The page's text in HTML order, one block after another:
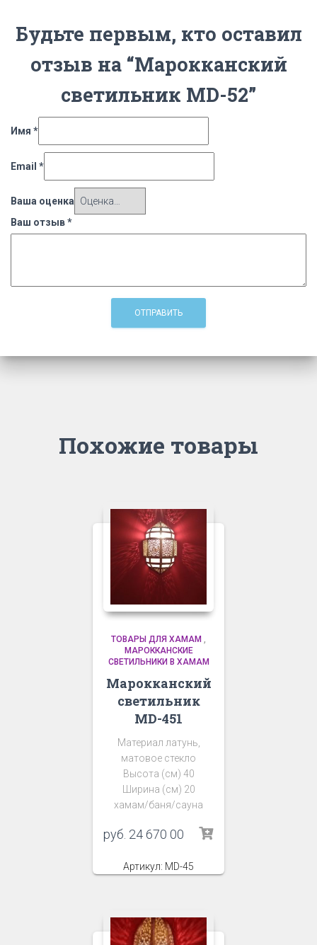
Будьте первым, кто оставил
отзыв на “Марокканский
светильник MD-52”
Имя *
Email *
Ваша оценка
Ваш отзыв*
Похожие товары
ТОВАРЫ ДЛЯ ХАМАМ ,
МАРОККАНСКИЕ
СВЕТИЛЬНИКИ В ХАМАМ
Марокканский
светильник
MD-451
Материал латунь,
матовое стекло
Высота (см) 40
Ширина (см) 20
хамам/баня/сауна
руб. 24 670 00
Артикул: MD-45